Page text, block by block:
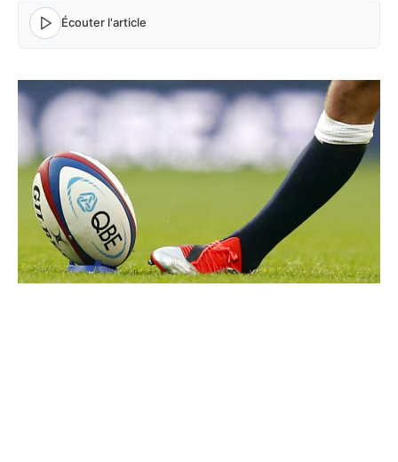
Écouter l'article